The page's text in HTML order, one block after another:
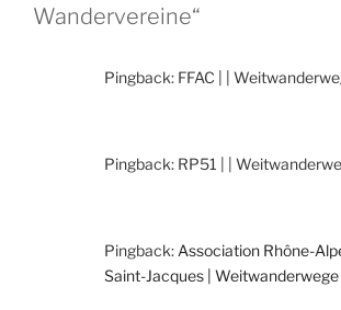
Wandervereine“
Pingback: FFAC | |
Pingback: RP51 | |
Pingback: Association Rhône-
Saint-Jacques | Weitwanderwege